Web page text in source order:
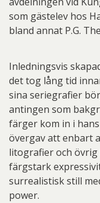
som gästelev hos
bland annat P.G.
Inledningsvis
det tog lång tid
sina seriegrafier
antingen som
färger kom in i
övergav att enbart
litografier och övrig
färgstark
surrealistisk still
power.